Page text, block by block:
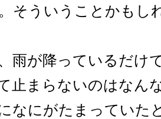
そういうことかもし
雨が降っているだけ
止まらないのはなん
なにがたまっていた